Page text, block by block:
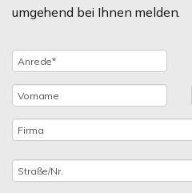
umgehend bei Ihnen melden.